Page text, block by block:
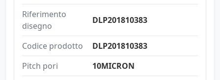
Riferimento
disegno
DLP201810383
Codice prodotto
DLP201810383
Pitch pori
10MICRON